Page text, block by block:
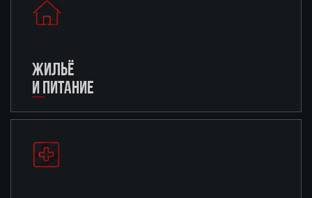
ЖИЛЬЁ
И ПИТАНИЕ